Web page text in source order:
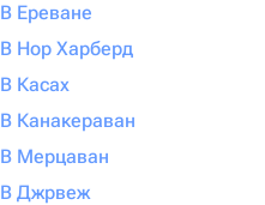
В Ереване
В Нор Харберд
В Касах
В Канакераван
В Мерцаван
В Джрвеж